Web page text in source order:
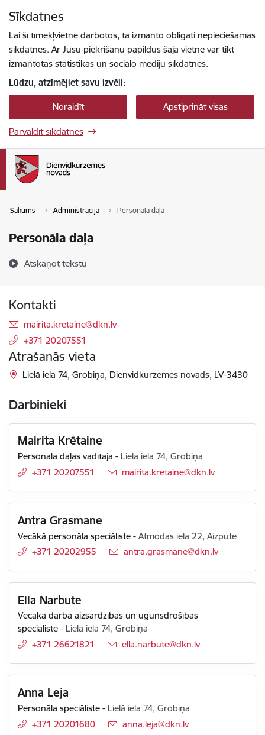
Sīkdatnes
Lai šī tīmekļvietne darbotos, tā izmanto obligāti nepieciešamās
sīkdatnes. Ar Jūsu piekrišanu papildus šajā vietnē var tikt
izmantotas statistikas un sociālo mediju sīkdatnes.
Lūdzu, atzīmējiet savu izvēli:
Noraidīt Apstiprināt visas
Pārvaldīt sīkdatnes
Sākums Administrācija Personāla daļa
Personāla daļa
Atskaņot tekstu
Kontakti
E-pasts:
mairita.kretaine@dkn.lv
+371 20207551
Atrašanās vieta
Lielā iela 74, Grobiņa, Dienvidkurzemes novads, LV-3430
Darbinieki
Mairita Krētaine
Personāla daļas vadītāja - Lielā iela 74, Grobiņa
+371 20207551
E-pasts:
mairita.kretaine@dkn.lv
Antra Grasmane
Vecākā personāla speciāliste -Atmodas iela 22, Aizpute
+371 20202955
E-pasts:
antra.grasmane@dkn.lv
Ella Narbute
Vecākā darba aizsardzības un ugunsdrošības
speciāliste - Lielā iela 74, Grobiņa
+371 26621821
E-pasts:
ella.narbute@dkn.lv
Anna Leja
Personāla speciāliste - Lielā iela 74, Grobiņa
+371 20201680
E-pasts:
anna.leja@dkn.lv